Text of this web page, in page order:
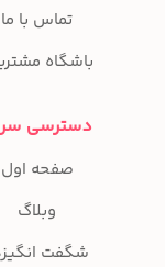
تماس با ما
باشگاه
دسترسی
صفحه اول
وبلاگ
شگفت